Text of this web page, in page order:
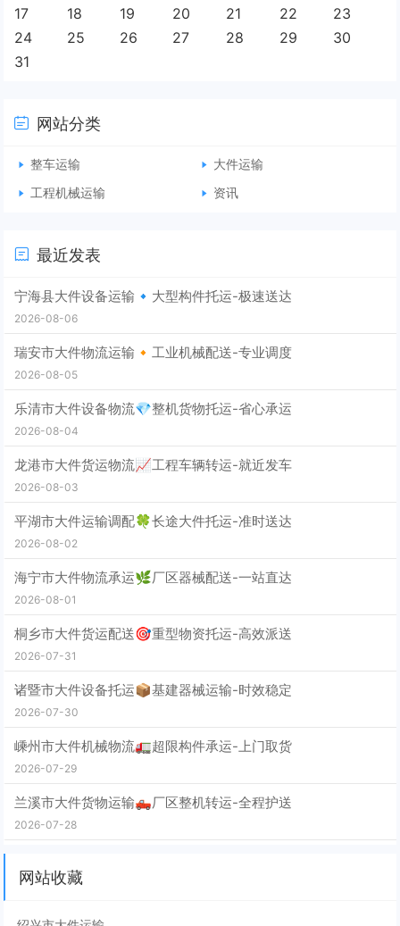
17
18 19 20 21 22
23
24
25 26 27 28 29
30
31
网站分类
整车运输
大件运输
工程机械运输
资讯
最近发表
宁海县大件设备运输🔹大型构件托运-极速送达
2026-08-06
瑞安市大件物流运输🔸工业机械配送-专业调度
2026-08-05
乐清市大件设备物流💎整机货物托运-省心承运
2026-08-04
龙港市大件货运物流📈工程车辆转运-就近发车
2026-08-03
平湖市大件运输调配🍀长途大件托运-准时送达
2026-08-02
海宁市大件物流承运🌿厂区器械配送-一站直达
2026-08-01
桐乡市大件货运配送🎯重型物资托运-高效派送
2026-07-31
诸暨市大件设备托运📦基建器械运输-时效稳定
2026-07-30
嵊州市大件机械物流🚛超限构件承运-上门取货
2026-07-29
兰溪市大件货物运输🛻厂区整机转运-全程护送
2026-07-28
网站收藏